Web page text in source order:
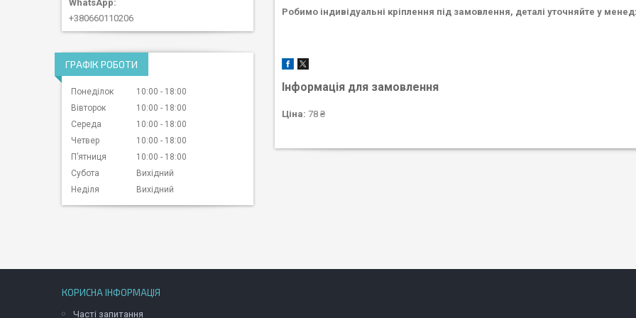
Робимо індивідуальні кріплення під замовлення, деталі уточняйте у
Інформація для замовлення
Ціна: 78 ₴
+380660110206
ГРАФІК РОБОТИ
Понеділок 10:00
18:00
Вівторок
10:00
18:00
Середа
10:00
18:00
Четвер
10:00
18:00
Пʼятниця
10:00
18:00
Субота
Вихідний
Неділя
Вихідний
КОРИСНА ІНФОРМАЦІЯ
Часті запитання